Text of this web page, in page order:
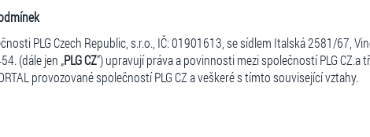
PLG Czech Republic, s.r.o., IČ: 01901613, se sídlem Italská 2581/67,
(dále jen „PLG CZ“) upravují práva a povinnosti mezi společností PLG
provozované společností PLG CZ a veškeré s tímto související vztahy.